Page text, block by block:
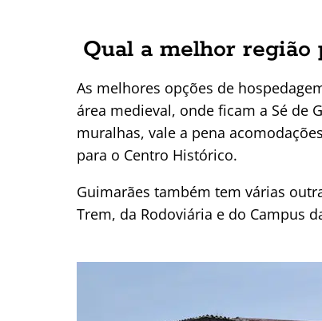
Qual a melhor região
As melhores opções de
área medieval, onde ficam a Sé de
muralhas, vale a pena
para o Centro Histórico.
Guimarães também tem várias
Trem, da Rodoviária e do Campus